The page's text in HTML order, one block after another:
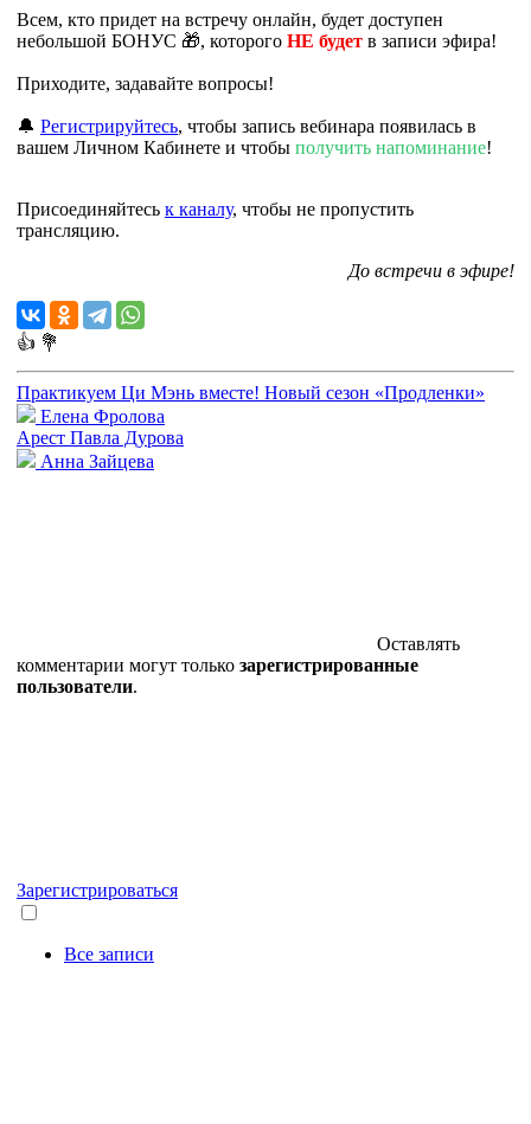
Всем, кто придет на встречу онлайн, будет доступен
небольшой БОНУС 🎁, которого НЕ будет в записи эфира!
Приходите, задавайте вопросы!
🔔 Регистрируйтесь, чтобы запись вебинара появилась в
вашем Личном Кабинете и чтобы получить напоминание!
Присоединяйтесь к каналу, чтобы не пропустить
трансляцию.
До встречи в эфире!
👍 💐
Практикуем Ци Мэнь вместе! Новый сезон «Продленки»
Елена Фролова
Арест Павла Дурова
Анна Зайцева
Оставлять
комментарии могут только зарегистрированные
пользователи.
Зарегистрироваться
Все записи